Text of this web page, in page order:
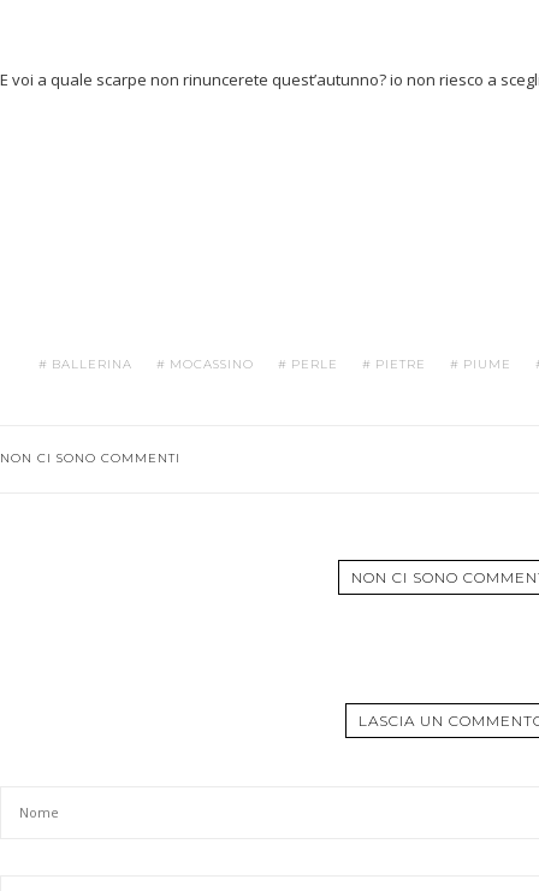
E voi a quale scarpe non rinuncerete quest’autunno? io non riesco a
BALLERINA MOCASSINO PERLE PIETRE PIUME
NON CI SONO COMMENTI
NON CI SONO
LASCIA UN